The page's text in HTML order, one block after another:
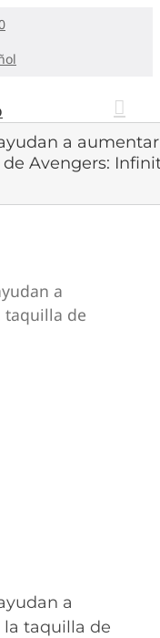
a aumentar
Avengers:
a
taquilla de